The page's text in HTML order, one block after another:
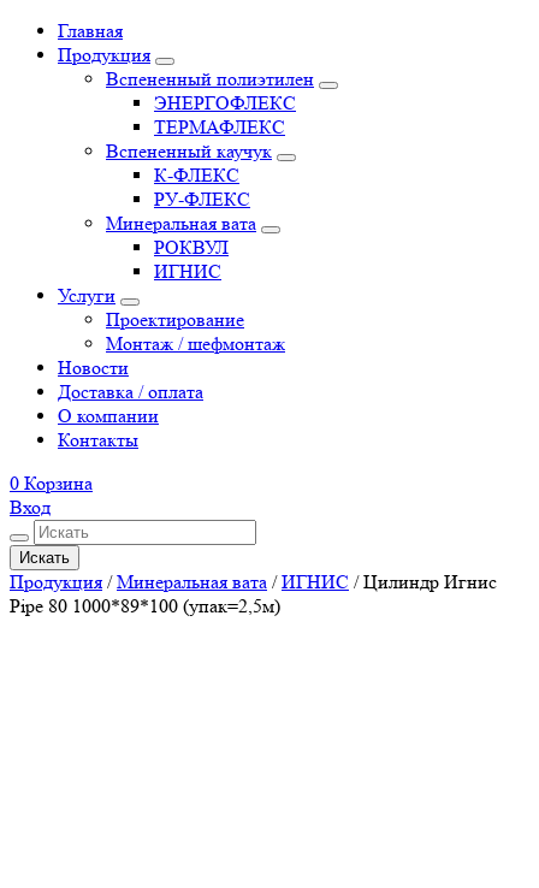
Главная
Продукция
Вспененный полиэтилен
ЭНЕРГОФЛЕКС
ТЕРМАФЛЕКС
Вспененный каучук
К-ФЛЕКС
РУ-ФЛЕКС
Минеральная вата
РОКВУЛ
ИГНИС
Услуги
Проектирование
Монтаж / шефмонтаж
Новости
Доставка / оплата
О компании
Контакты
0 Корзина
Вход
Искать
Продукция /Минеральная вата /ИГНИС /Цилиндр Игнис
Pipe 80 1000*89*100 (упак=2,5м)